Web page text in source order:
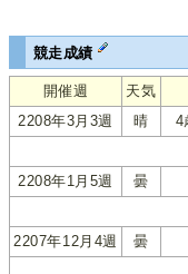
競走成績
開催週 天気
2208年3月3週
晴 4
2208年1月5週 曇
2207年12月4週 曇